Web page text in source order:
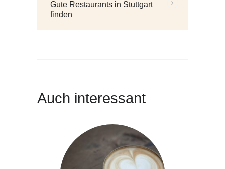
Beiträge:
Gute Restaurants in Stuttgart
finden
Auch interessant